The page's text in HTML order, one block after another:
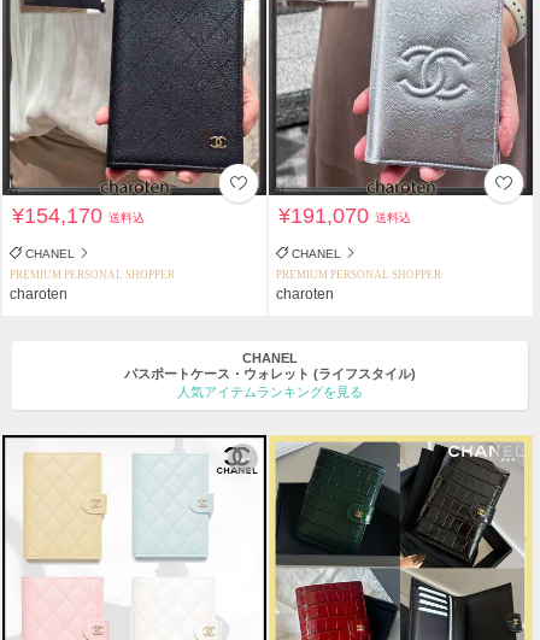
¥154,170送料込
CHANEL
PREMIUM PERSONAL SHOPPER
charoten
¥191,070送料込
CHANEL
PREMIUM PERSONAL SHOPPER
charoten
CHANEL
パスポートケース・ウォレット (ライフスタイル)
人気アイテムランキングを見る